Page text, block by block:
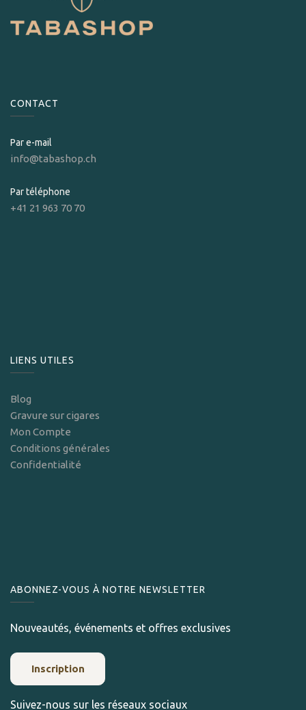
CONTACT
Par e-mail
info@tabashop.ch
Par téléphone
+41 21 963 70 70
LIENS UTILES
Blog
Gravure sur cigares
Mon Compte
Conditions générales
Confidentialité
ABONNEZ-VOUS À NOTRE NEWSLETTER
Nouveautés, événements et offres exclusives
Inscription
Suivez-nous sur les réseaux sociaux